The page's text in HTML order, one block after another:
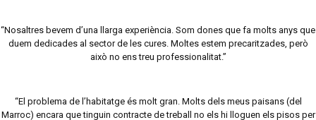
“Nosaltres bevem d’una llarga experiència. Som dones que fa molts anys que
duem dedicades al sector de les cures. Moltes estem precaritzades, però
això no ens treu professionalitat.”
“El problema de l’habitatge és molt gran. Molts dels meus paisans (del
Marroc) encara que tinguin contracte de treball no els hi lloguen els pisos per